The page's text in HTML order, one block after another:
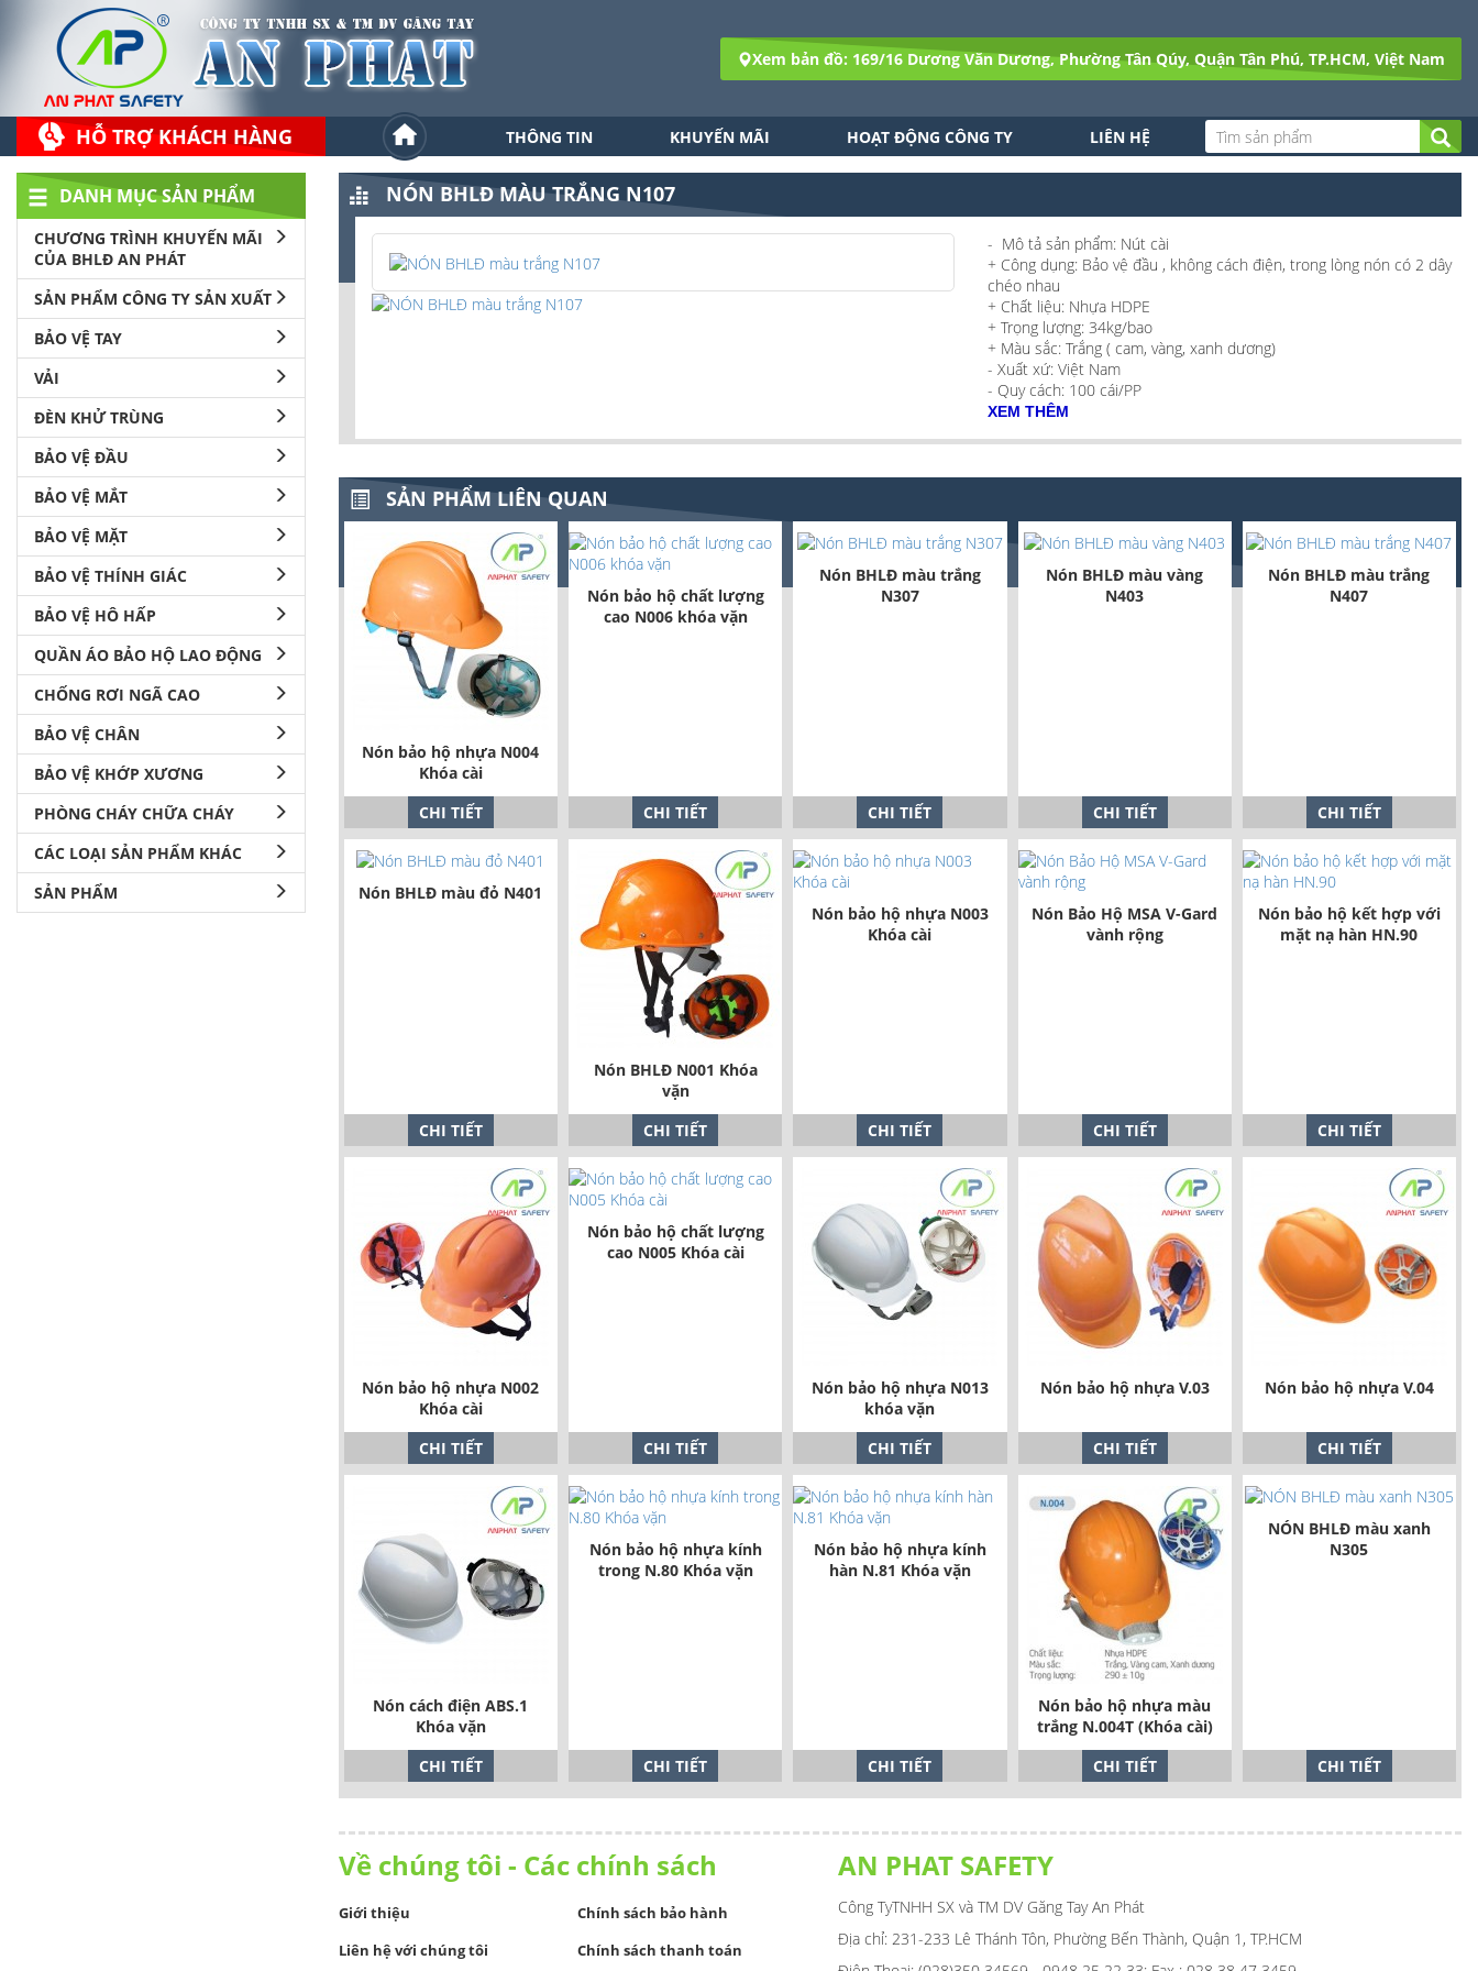
Xem bản đồ: 169/16 Dương Văn Dương, Phường Tân Qúy, Quận Tân Phú, TP.HCM, Việt Nam
HỖ TRỢ KHÁCH HÀNG THÔNG TIN KHUYẾN MÃI HOẠT ĐỘNG CÔNG TY LIÊN HỆ
DANH MỤC SẢN PHẨM
CHƯƠNG TRÌNH KHUYẾN MÃI
CỦA BHLĐ AN PHÁT
SẢN PHẨM CÔNG TY SẢN XUẤT
BẢO VỆ TAY
VẢI
ĐÈN KHỬ TRÙNG
BẢO VỆ ĐẦU
BẢO VỆ MẮT
BẢO VỆ MẶT
BẢO VỆ THÍNH GIÁC
BẢO VỆ HÔ HẤP
QUẦN ÁO BẢO HỘ LAO ĐỘNG
CHỐNG RƠI NGÃ CAO
BẢO VỆ CHÂN
BẢO VỆ KHỚP XƯƠNG
PHÒNG CHÁY CHỮA CHÁY
CÁC LOẠI SẢN PHẨM KHÁC
SẢN PHẨM
NÓN BHLĐ MÀU TRẮNG N107
- Mô tả sản phẩm: Nút cài
+ Công dụng: Bảo vệ đầu , không cách điện, trong lòng nón có 2 dây
chéo nhau
+ Chất liệu: Nhựa HDPE
+ Trọng lượng: 34kg/bao
+ Màu sắc: Trắng ( cam, vàng, xanh dương)
- Xuất xứ: Việt Nam
- Quy cách: 100 cái/PP
XEM THÊM
SẢN PHẨM LIÊN QUAN
Nón bảo hộ nhựa N004
Khóa cài
CHI TIẾT
Nón bảo hộ chất lượng
cao N006 khóa vặn
CHI TIẾT
Nón BHLĐ màu trắng
N307
CHI TIẾT
Nón BHLĐ màu vàng
N403
CHI TIẾT
Nón BHLĐ màu trắng
N407
CHI TIẾT
Nón BHLĐ màu đỏ N401
CHI TIẾT
Nón BHLĐ N001 Khóa
vặn
CHI TIẾT
Nón bảo hộ nhựa N003
Khóa cài
CHI TIẾT
Nón Bảo Hộ MSA V-Gard
vành rộng
CHI TIẾT
Nón bảo hộ kết hợp với
mặt nạ hàn HN.90
CHI TIẾT
Nón bảo hộ nhựa N002
Khóa cài
CHI TIẾT
Nón bảo hộ chất lượng
cao N005 Khóa cài
CHI TIẾT
Nón bảo hộ nhựa N013
khóa vặn
CHI TIẾT
Nón bảo hộ nhựa V.03
CHI TIẾT
Nón bảo hộ nhựa V.04
CHI TIẾT
Nón cách điện ABS.1
Khóa vặn
CHI TIẾT
Nón bảo hộ nhựa kính
trong N.80 Khóa vặn
CHI TIẾT
Nón bảo hộ nhựa kính
hàn N.81 Khóa vặn
CHI TIẾT
Nón bảo hộ nhựa màu
trắng N.004T (Khóa cài)
CHI TIẾT
NÓN BHLĐ màu xanh
N305
CHI TIẾT
Về chúng tôi - Các chính sách
Giới thiệu
Chính sách bảo hành
Liên hệ với chúng tôi
Chính sách thanh toán
AN PHAT SAFETY
Công TyTNHH SX và TM DV Găng Tay An Phát
Địa chỉ: 231-233 Lê Thánh Tôn, Phường Bến Thành, Quận 1, TP.HCM